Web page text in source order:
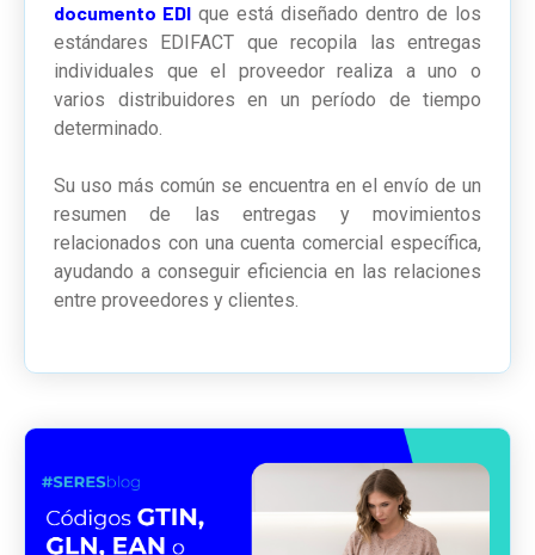
documento EDI que está diseñado dentro de los
estándares EDIFACT que recopila las entregas
individuales que el proveedor realiza a uno o
varios distribuidores en un período de tiempo
determinado.
Su uso más común se encuentra en el envío de un
resumen de las entregas y movimientos
relacionados con una cuenta comercial específica,
ayudando a conseguir eficiencia en las relaciones
entre proveedores y clientes.